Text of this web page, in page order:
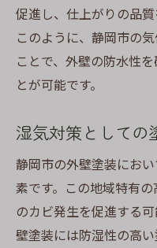
促進し、仕上がりの品質
このように、静岡市の
ことで、外壁の防水性
とが可能です。
湿気対策としての
静岡市の外壁塗装にお
素です。この地域特有
のカビ発生を促進する
壁塗装には防湿性の高